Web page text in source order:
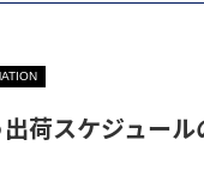
荷スケジュー